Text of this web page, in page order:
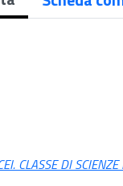
CLASSE DI